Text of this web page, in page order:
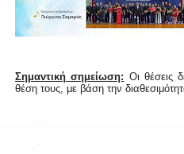
Σημαντική σημείωση: Οι θέσεις
θέση τους, με βάση την